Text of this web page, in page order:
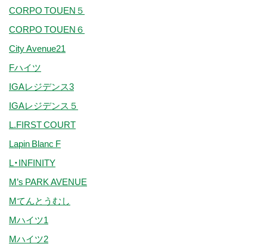
CORPO TOUEN５
CORPO TOUEN６
City Avenue21
Fハイツ
IGAレジデンス3
IGAレジデンス５
L.FIRST COURT
Lapin Blanc F
L・INFINITY
M’s PARK AVENUE
Mてんとうむし
Mハイツ1
Mハイツ2